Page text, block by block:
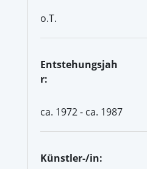
o.T.
Entstehungsjah
r:
ca. 1972 - ca. 1987
Künstler-/in: